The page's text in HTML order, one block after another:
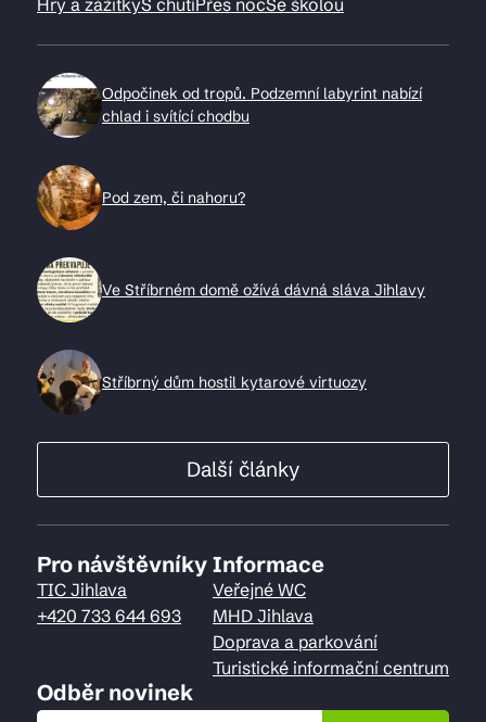
Hry a zážitkyS chutíPřes nocSe školou
Odpočinek od tropů. Podzemní labyrint nabízí
chlad i svítící chodbu
Pod zem, či nahoru?
Ve Stříbrném domě ožívá dávná sláva Jihlavy
Stříbrný dům hostil kytarové virtuozy
Další články
Pro návštěvníky
TIC Jihlava
+420 733 644 693
Informace
Veřejné WC
MHD Jihlava
Doprava a parkování
Turistické informační centrum
Odběr novinek